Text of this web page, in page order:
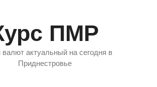
ПМР
актуальный на сегодня в
Приднестровье